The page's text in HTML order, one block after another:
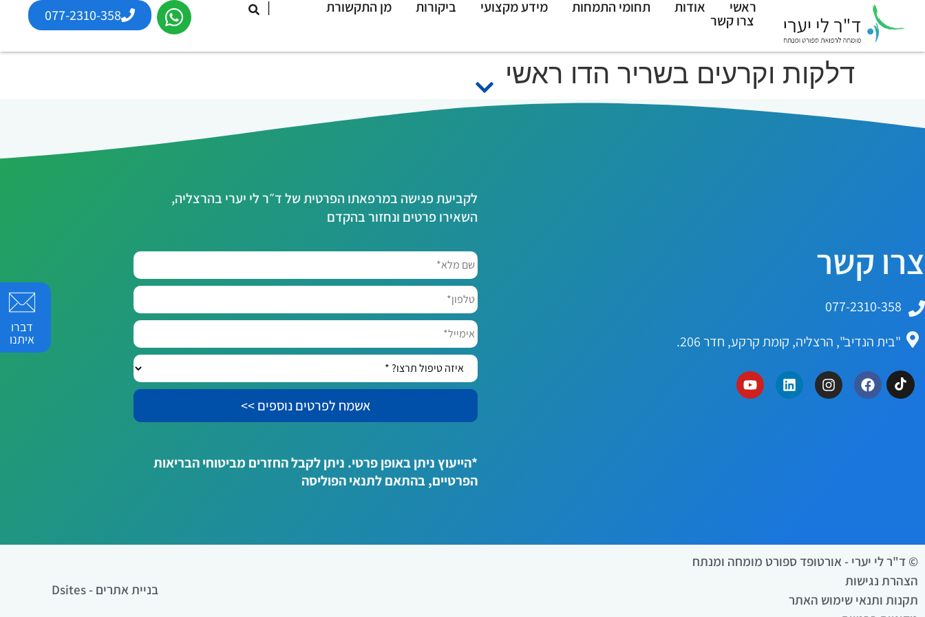
ראשי אודות תחומי התמחות מידע מקצועי ביקורות מן התקשורת
צרו קשר
|
077-2310-358
דלקות וקרעים בשריר הדו ראשי
צרו קשר
077-2310-358
"בית הנדיב", הרצליה, קומת קרקע, חדר 206.
לקביעת פגישה במרפאתו הפרטית של ד״ר לי יערי בהרצליה,
השאירו פרטים ונחזור בהקדם
שם
מלא* *
טלפון*
אימייל*
איזה
טיפול
תרצו?
*הייעוץ ניתן באופן פרטי. ניתן לקבל החזרים מביטוחי הבריאות
הפרטיים, בהתאם לתנאי הפוליסה
© ד"ר לי יערי - אורטופד ספורט מומחה ומנתח
הצהרת נגישות
תקנות ותנאי שימוש האתר
בניית אתרים - Dsites
דברו
איתנו